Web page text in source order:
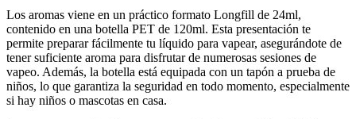
Los aromas viene en un práctico formato Longfill de 24ml,
contenido en una botella PET de 120ml. Esta presentación te
permite preparar fácilmente tu líquido para vapear, asegurándote de
tener suficiente aroma para disfrutar de numerosas sesiones de
vapeo. Además, la botella está equipada con un tapón a prueba de
niños, lo que garantiza la seguridad en todo momento, especialmente
si hay niños o mascotas en casa.